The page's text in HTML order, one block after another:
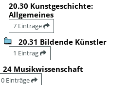
20.30 Kunstgeschichte:
Allgemeines
7 Einträge
20.31 Bildende Künstler
1 Eintrag
24 Musikwissenschaft
Einträge